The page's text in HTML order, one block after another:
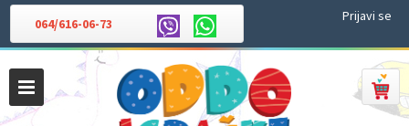
064/616-06-73 Prijavi se